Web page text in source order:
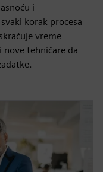
i
korak procesa
vreme
nove tehničare da